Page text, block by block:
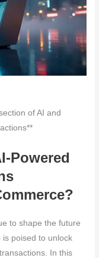
of AI and
Powered
to shape the future
is poised to unlock
In this